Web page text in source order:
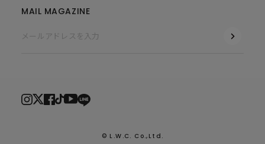
MAIL MAGAZINE
© L.W.C. Co.,Ltd.